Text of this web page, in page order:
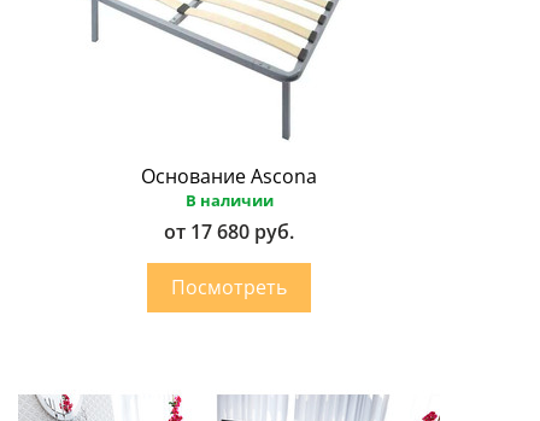
Основание Ascona
В наличии
от 17 680 руб.